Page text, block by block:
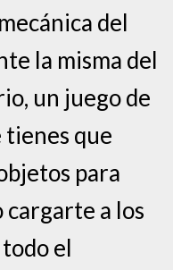
del
la misma del
un juego de
tienes que
para
a los
el